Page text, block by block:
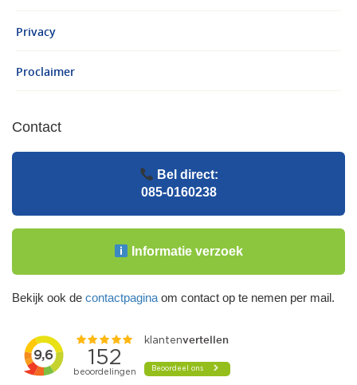
Privacy
Proclaimer
Contact
Bel direct:
085-0160238
Informatie verzoek
Bekijk ook de contactpagina om contact op te nemen per mail.